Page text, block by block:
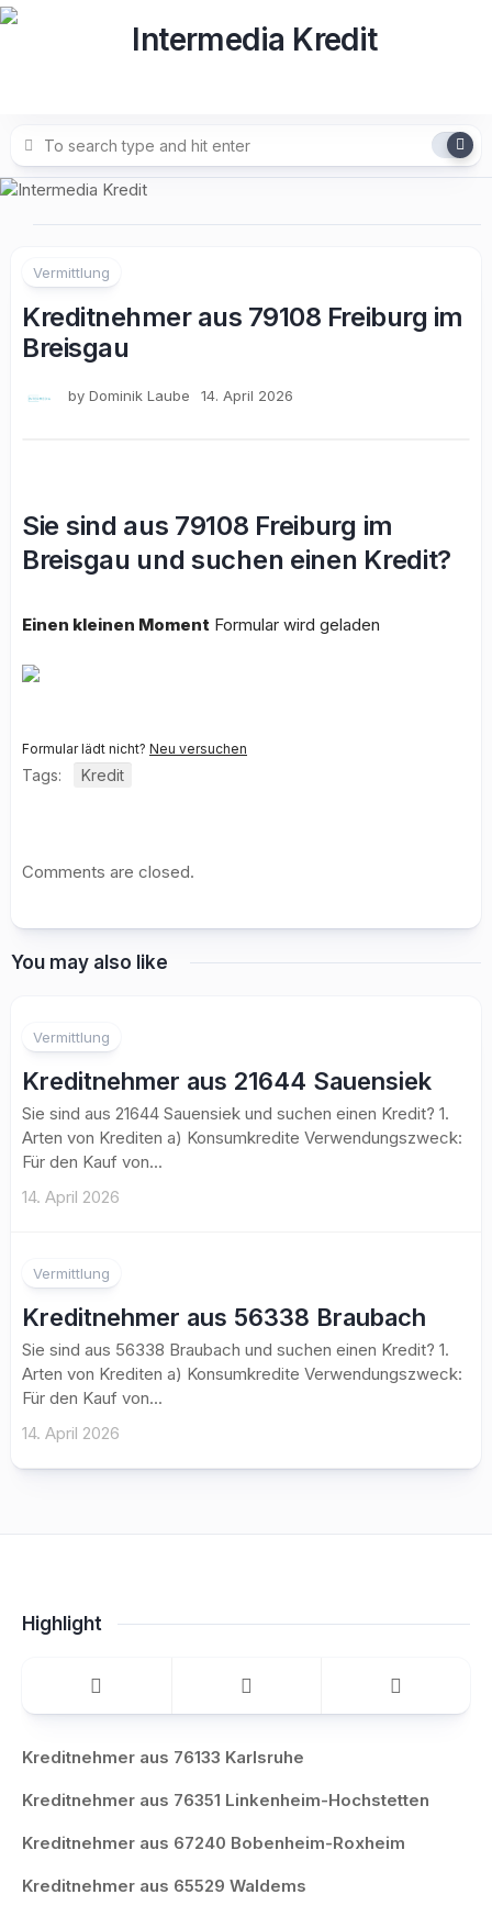
Skip
Vermittlung
Kreditnehmer aus 79108 Freiburg im
Breisgau
by Dominik Laube 14. April 2026
Sie sind aus 79108 Freiburg im
Breisgau und suchen einen Kredit?
Einen kleinen Moment Formular wird geladen
Formular lädt nicht? Neu versuchen
Tags: Kredit
Comments are closed.
You may also like
Vermittlung
Kreditnehmer aus 21644 Sauensiek
Sie sind aus 21644 Sauensiek und suchen einen Kredit? 1.
Arten von Krediten a) Konsumkredite Verwendungszweck:
Für den Kauf von...
14. April 2026
Vermittlung
Kreditnehmer aus 56338 Braubach
Sie sind aus 56338 Braubach und suchen einen Kredit? 1.
Arten von Krediten a) Konsumkredite Verwendungszweck:
Für den Kauf von...
14. April 2026
Highlight
Kreditnehmer aus 76133 Karlsruhe
Kreditnehmer aus 76351 Linkenheim-Hochstetten
Kreditnehmer aus 67240 Bobenheim-Roxheim
Kreditnehmer aus 65529 Waldems